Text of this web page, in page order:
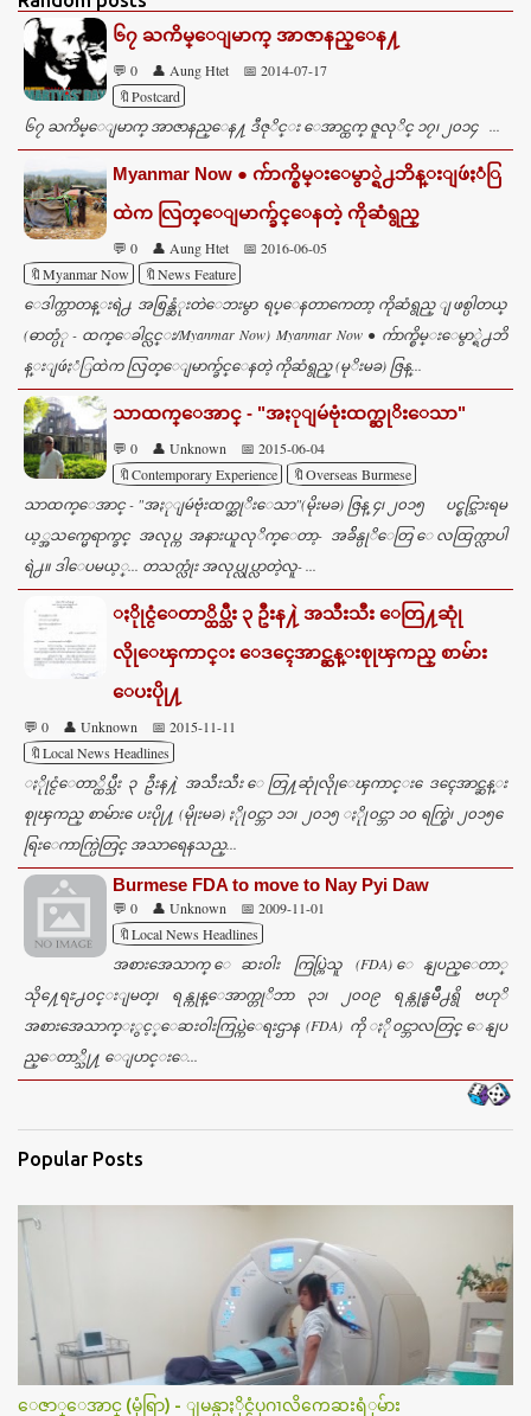
m
e
n
s
၆၇ ႀကိမ္ေျမာက္ အာဇာနည္ေန႔
💬 0 👤 Aung Htet
📅 2014-07-17
🔖Postcard
၆၇ ႀကိမ္ေျမာက္ အာဇာနည္ေန႔ ဒီဇုိင္း ေအာင္ထက္ ဇူလုိင္ ၁၇၊ ၂၀၁၄ ...
Myanmar Now ● က်ာက္စိမ္းေမွာ္ရဲ႕ဘိန္းျဖဴႏံြ
ထဲက လြတ္ေျမာက္ခ်င္ေနတဲ့ ကိုဆံရွည္
💬 0 👤 Aung Htet
📅 2016-06-05
🔖Myanmar Now
🔖News Feature
ေဒါက္တာတန္းရဲ႕ အစြန္ဆံုးတဲေဘးမွာ ရပ္ေနတာကေတာ့ ကိုဆံရွည္ ျဖစ္ပါတယ္
(ဓာတ္ပံု - ထက္ေခါင္လင္း/Myanmar Now) Myanmar Now ● က်ာက္စိမ္းေမွာ္ရဲ႕ဘိ
န္းျဖဴႏံြထဲက လြတ္ေျမာက္ခ်င္ေနတဲ့ ကိုဆံရွည္ (မုိးမခ) ဇြန္...
သာထက္ေအာင္ - "အႏုျမဴဗုံးထက္ဆုိးေသာ"
💬 0 👤 Unknown
📅 2015-06-04
🔖Contemporary Experience
🔖Overseas Burmese
သာထက္ေအာင္ - "အႏုျမဴဗုံးထက္ဆုိးေသာ"(မိုးမခ) ဇြန္ ၄၊ ၂၀၁၅ ပင္စင္သြားရမ
ယ့္အသက္မေရာက္ခင္ အလုပ္က အနားယူလုိက္ေတာ့- အခ်ိန္ပုိေတြ ေလထြက္လာပါ
ရဲ႕။ ဒါေပမယ့္... တသက္လုံး အလုပ္လုပ္လာတဲ့လူ- ...
ႏိုုင္ငံေတာ္ထိပ္သီး ၃ ဦးန႔ဲ အသီးသီး ေတြ႔ဆုုံ
လိုုေၾကာင္း ေဒၚေအာင္ဆန္းစုုၾကည္ စာမ်ား
ေပးပိုု႔
💬 0 👤 Unknown
📅 2015-11-11
🔖Local News Headlines
ႏိုုင္ငံေတာ္ထိပ္သီး ၃ ဦးန႔ဲ အသီးသီး ေတြ႔ဆုုံလိုုေၾကာင္း ေဒၚေအာင္ဆန္း
စုုၾကည္ စာမ်ား ေပးပိုု႔ (မိုုးမခ) ႏိုု၀င္ဘာ ၁၁၊ ၂၀၁၅ ႏိုု၀င္ဘာ ၁၀ ရက္စြဲ၊ ၂၀၁၅ ေ
ရြးေကာက္ပြဲတြင္ အသာရေနသည္...
Burmese FDA to move to Nay Pyi Daw
💬 0 👤 Unknown
📅 2009-11-01
🔖Local News Headlines
အစားအေသာက္ ေဆး၀ါး ကြပ္ကြဲသူ (FDA) ေနျပည္ေတာ္
သို႔ေရႊ႕၀င္းျမတ္၊ ရန္ကုန္ေအာက္တုိဘာ ၃၁၊ ၂၀၀၉ ရန္ကုန္ၿမိဳ႕ရွိ ဗဟုိ
အစားအေသာက္ႏွင့္ေဆး၀ါးကြပ္ကဲေရးဌာန (FDA) ကို ႏို၀င္ဘာလတြင္ ေနျပ
ည္ေတာ္သို႔ ေျပာင္းေ...
Popular Posts
ေဇာ္ေအာင္ (မုံရြာ) - ျမန္မာႏိုင္ငံပုဂၢလိကေဆးရံုမ်ား